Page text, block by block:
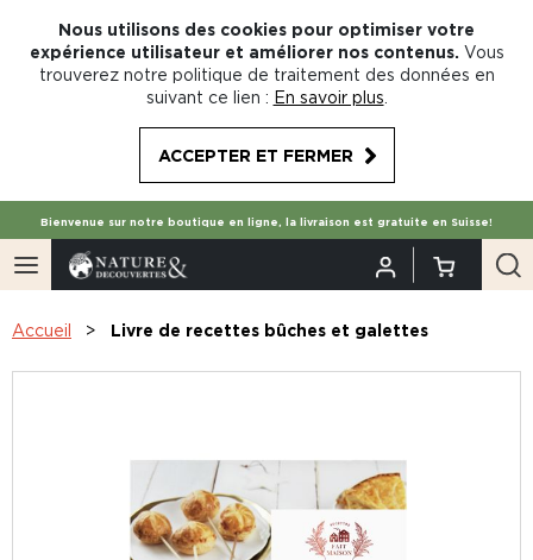
Nous utilisons des cookies pour optimiser votre
expérience utilisateur et améliorer nos contenus. Vous
trouverez notre politique de traitement des données en
suivant ce lien : En savoir plus
ACCEPTER ET FERMER
Bienvenue sur notre boutique en ligne, la livraison est gratuite en Suisse!
Accueil Livre de recettes bûches et galettes